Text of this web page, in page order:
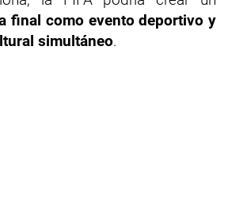
final como evento deportivo y
simultáneo.